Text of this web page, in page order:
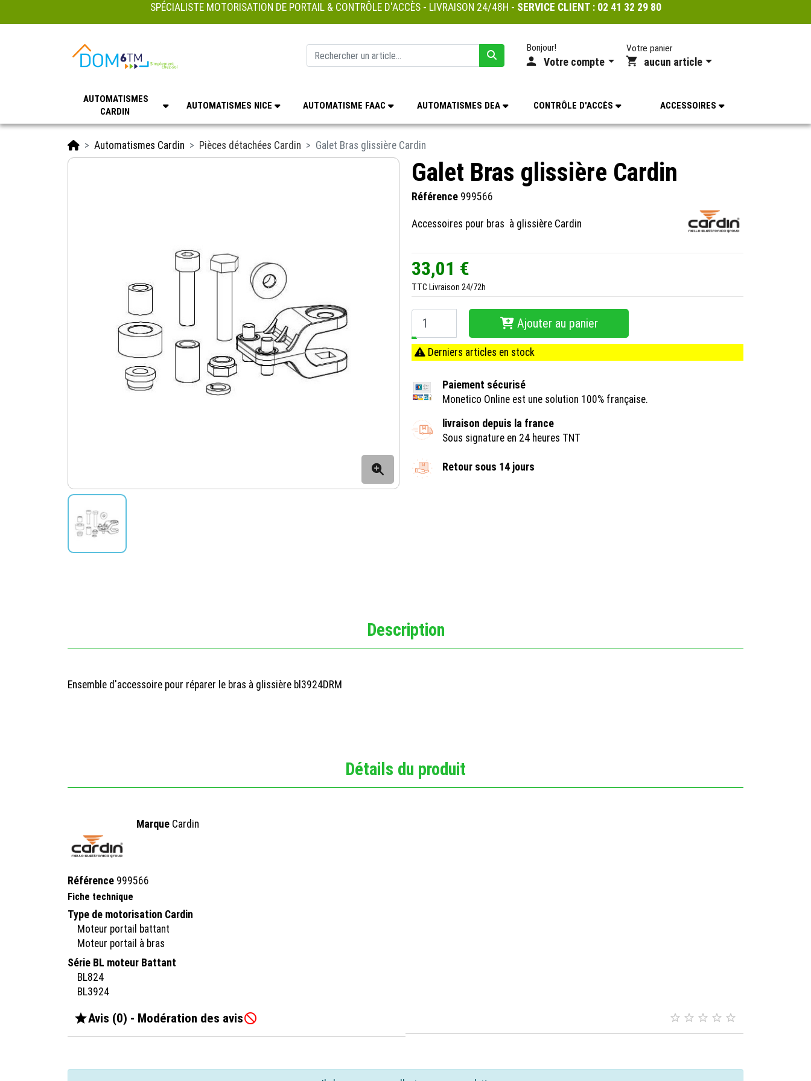
SPÉCIALISTE MOTORISATION DE PORTAIL & CONTRÔLE D'ACCÈS - LIVRAISON 24/48H - SERVICE CLIENT : 02 41 32 29 80
Bonjour!
Votre compte
Votre panier
aucun article
AUTOMATISMES
CARDIN
AUTOMATISMES NICE AUTOMATISME FAAC AUTOMATISMES DEA CONTRÔLE D'ACCÈS ACCESSOIRES
AccueilAutomatismes Cardin Pièces détachées Cardin Galet Bras glissière Cardin
Galet Bras glissière Cardin
Référence 999566
Accessoires pour bras à glissière Cardin
33,01 €
TTC Livraison 24/72h
+
−
Ajouter au panier
Derniers articles en stock
Paiement sécurisé
Monetico Online est une solution 100% française.
livraison depuis la france
Sous signature en 24 heures TNT
Retour sous 14 jours
Description
Ensemble d'accessoire pour réparer le bras à glissière bl3924DRM
Détails du produit
Marque Cardin
Référence 999566
Fiche technique
Type de motorisation Cardin
Moteur portail battant
Moteur portail à bras
Série BL moteur Battant
BL824
BL3924
Avis (0) - Modération des avis     